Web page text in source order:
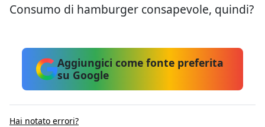
Consumo di hamburger consapevole, quindi?
Aggiungici come fonte preferita
su Google
Hai notato errori?